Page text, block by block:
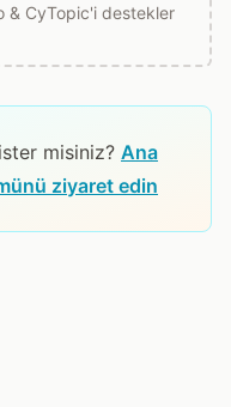
& CyTopic'i destekler
misiniz? Ana
ziyaret edin